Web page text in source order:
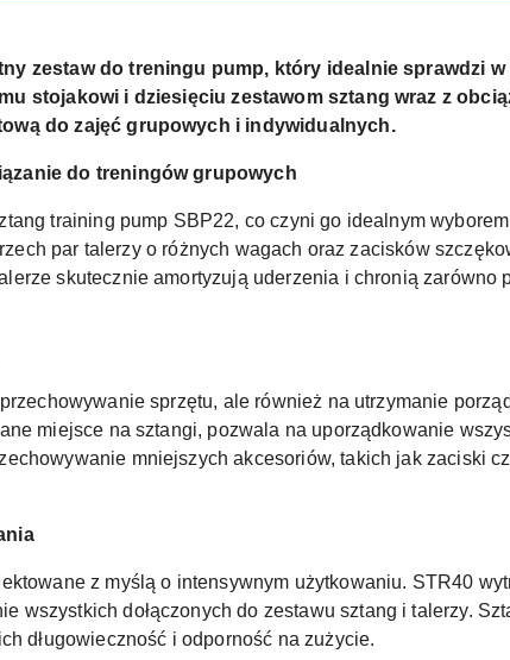
zestaw do treningu pump, który idealnie sprawdzi
stojakowi i dziesięciu zestawom sztang wraz z
do zajęć grupowych i indywidualnych.
do treningów grupowych
training pump SBP22, co czyni go idealnym
par talerzy o różnych wagach oraz zacisków
skutecznie amortyzują uderzenia i chronią zarówno
sprzętu, ale również na utrzymanie
miejsce na sztangi, pozwala na uporządkowanie
mniejszych akcesoriów, takich jak zaciski
z myślą o intensywnym użytkowaniu. STR40
wszystkich dołączonych do zestawu sztang i talerzy.
długowieczność i odporność na zużycie.